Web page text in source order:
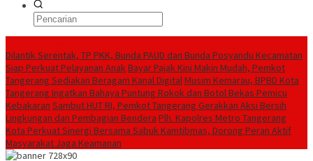
Dilantik Serentak, TP PKK, Bunda PAUD dan Bunda Posyandu Kecamatan
Siap Perkuat Pelayanan AnakBayar Pajak Kini Makin Mudah, Pemkot
Tangerang Sediakan Beragam Kanal DigitalMusim Kemarau, BPBD Kota
Tangerang Ingatkan Bahaya Puntung Rokok dan Botol Bekas Pemicu
Kebakaran Sambut HUT RI, Pemkot Tangerang Gerakkan Aksi Bersih
Lingkungan dan Pembagian Bendera Plh. Kapolres Metro Tangerang
Kota Perkuat Sinergi Bersama Sabuk Kamtibmas, Dorong Peran Aktif
Masyarakat Jaga Keamanan